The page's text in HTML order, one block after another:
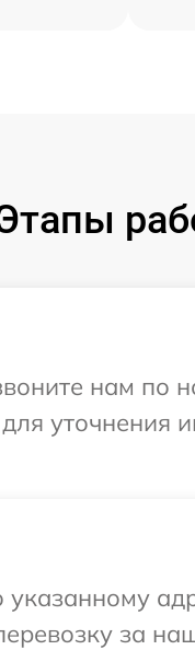
нам по
уточнения
за